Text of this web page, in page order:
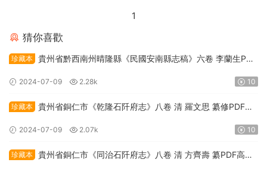
1
猜你喜歡
珍藏本 貴州省黔西南州晴隆縣《民國安南縣志稿》六卷 李蘭生PDF
2024-07-09 2.28k 10
珍藏本 貴州省銅仁市《乾隆石阡府志》八卷 清 羅文思 纂修PDF高
2024-07-09 2.07k 10
珍藏本 貴州省銅仁市《同治石阡府志》八卷 清 方齊壽 纂PDF高清